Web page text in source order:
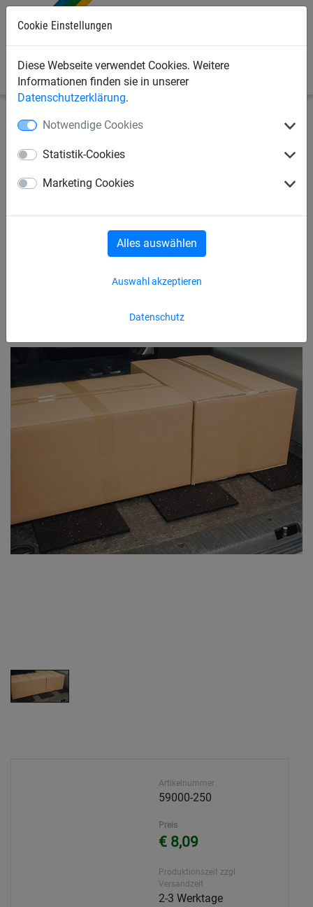
Cookie Einstellungen
Diese Webseite verwendet Cookies. Weitere
Informationen finden sie in unserer
Datenschutzerklärung.
Notwendige Cookies
Statistik-Cookies
Marketing Cookies
Datenschutz
Auswahl akzeptieren
Alles auswählen
Industrienetze
Gurtbandnetze / Ladungssicherung
Antirutschmatten, Breite: 250
mm
Artikelnummer
59000-250
Preis
€ 8,09
Produktionszeit zzgl.
Versandzeit
2-3 Werktage